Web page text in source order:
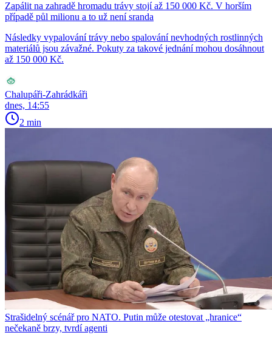
Zapálit na zahradě hromadu trávy stojí až 150 000 Kč. V horším
případě půl milionu a to už není sranda
Následky vypalování trávy nebo spalování nevhodných rostlinných
materiálů jsou závažné. Pokuty za takové jednání mohou dosáhnout
až 150 000 Kč.
Chalupáři-Zahrádkáři
dnes, 14:55
2 min
Strašidelný scénář pro NATO. Putin může otestovat „hranice“
nečekaně brzy, tvrdí agenti